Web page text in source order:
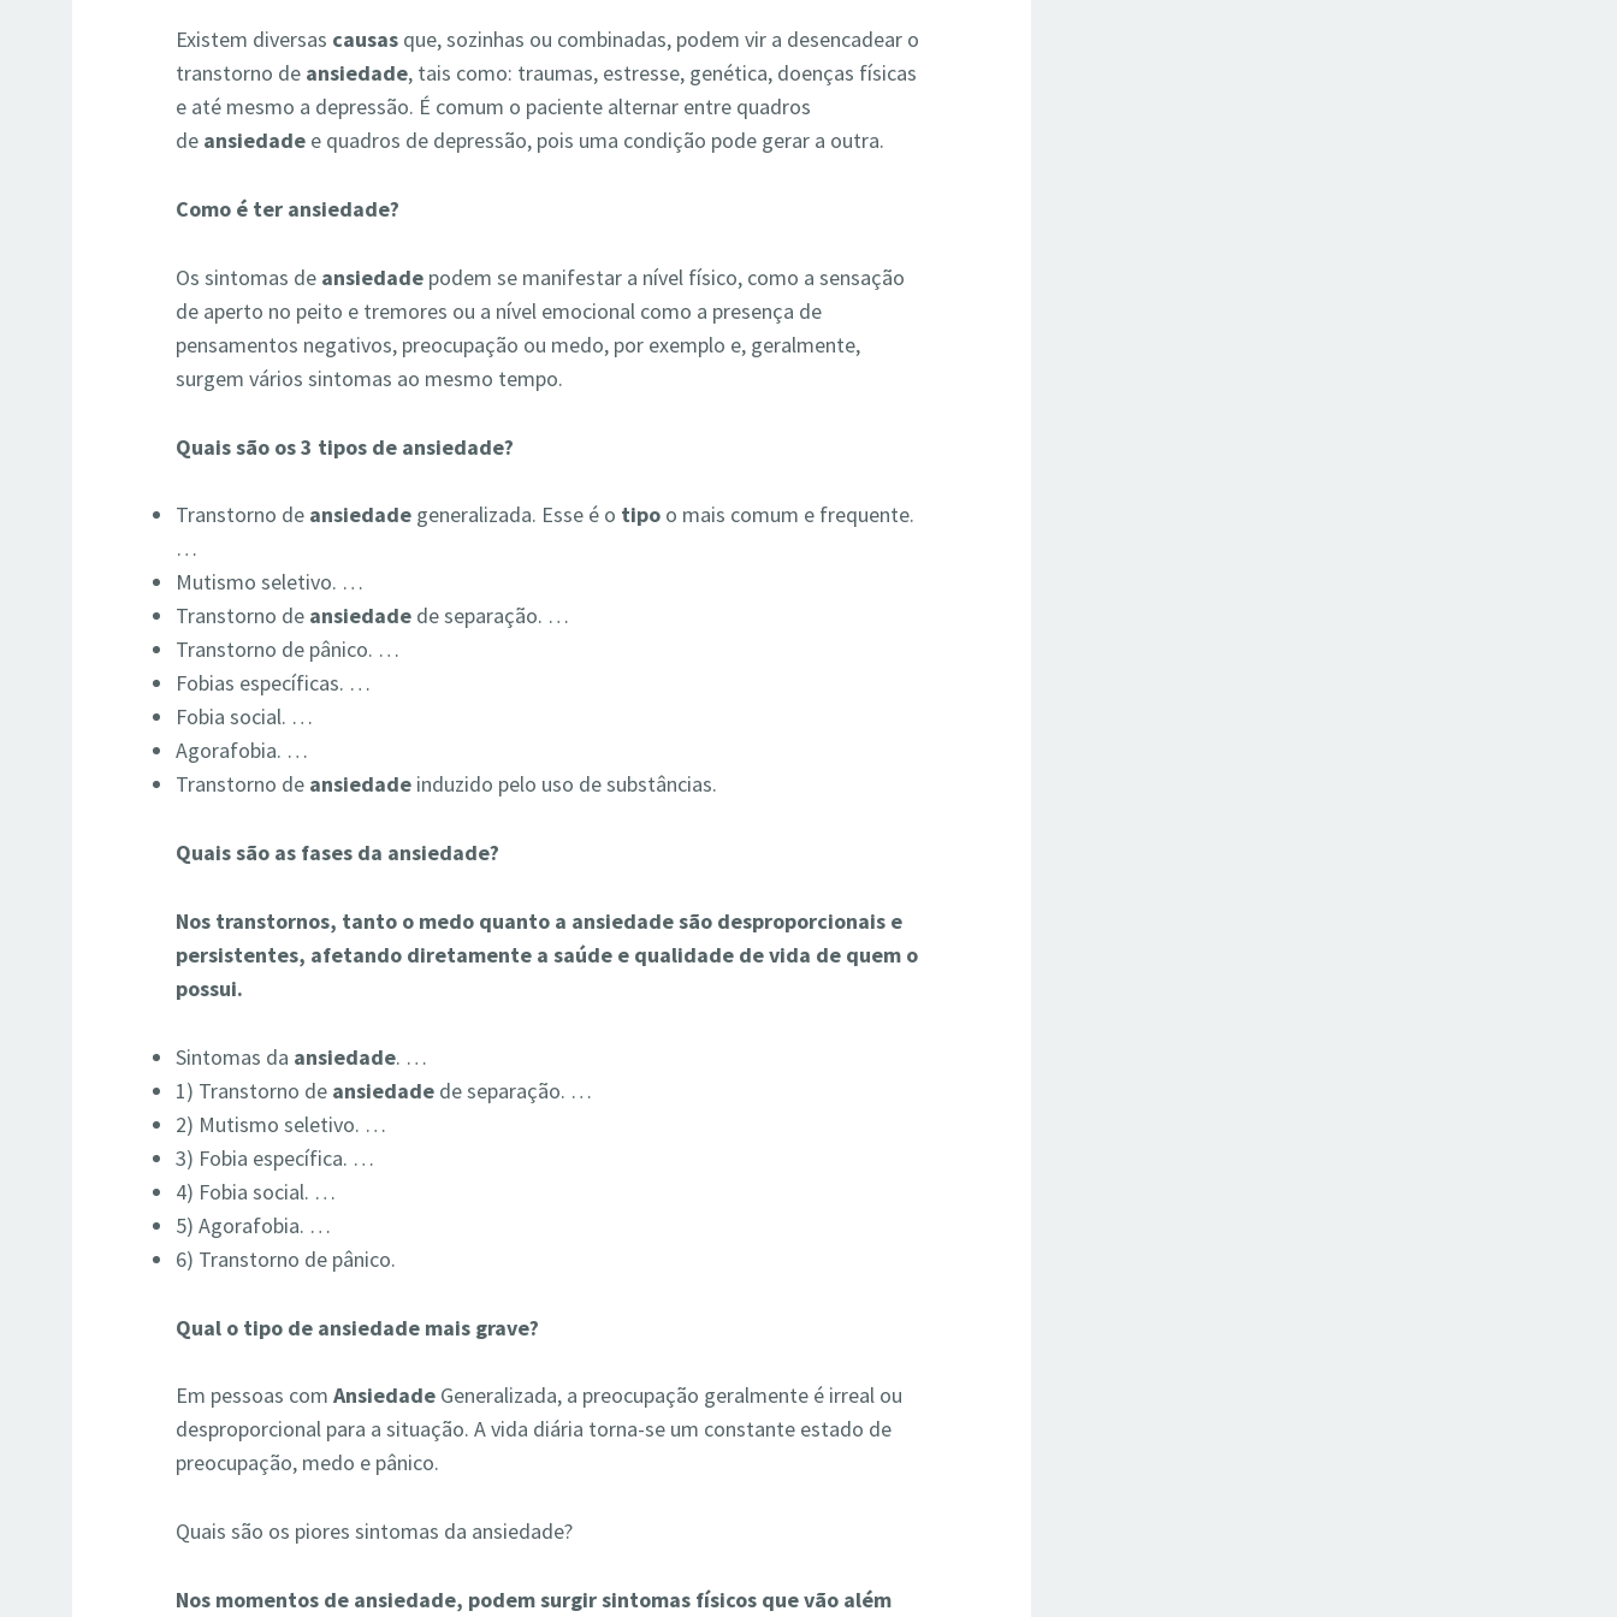
Existem diversas causas que, sozinhas ou combinadas, podem vir a desencadear o
transtorno de ansiedade, tais como: traumas, estresse, genética, doenças físicas
e até mesmo a depressão. É comum o paciente alternar entre quadros
de ansiedade e quadros de depressão, pois uma condição pode gerar a outra.
Como é ter ansiedade?
Os sintomas de ansiedade podem se manifestar a nível físico, como a sensação
de aperto no peito e tremores ou a nível emocional como a presença de
pensamentos negativos, preocupação ou medo, por exemplo e, geralmente,
surgem vários sintomas ao mesmo tempo.
Quais são os 3 tipos de ansiedade?
Transtorno de ansiedade generalizada. Esse é o tipo o mais comum e frequente.
…
Mutismo seletivo. …
Transtorno de ansiedade de separação. …
Transtorno de pânico. …
Fobias específicas. …
Fobia social. …
Agorafobia. …
Transtorno de ansiedade induzido pelo uso de substâncias.
Quais são as fases da ansiedade?
Nos transtornos, tanto o medo quanto a ansiedade são desproporcionais e
persistentes, afetando diretamente a saúde e qualidade de vida de quem o
possui.
Sintomas da ansiedade. …
1) Transtorno de ansiedade de separação. …
2) Mutismo seletivo. …
3) Fobia específica. …
4) Fobia social. …
5) Agorafobia. …
6) Transtorno de pânico.
Qual o tipo de ansiedade mais grave?
Em pessoas comAnsiedade Generalizada, a preocupação geralmente é irreal ou
desproporcional para a situação. A vida diária torna-se um constante estado de
preocupação, medo e pânico.
Quais são os piores sintomas da ansiedade?
Nos momentos de ansiedade, podem surgir sintomas físicos que vão além